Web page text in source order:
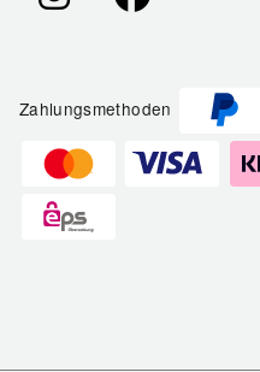
Zahlungsmethoden